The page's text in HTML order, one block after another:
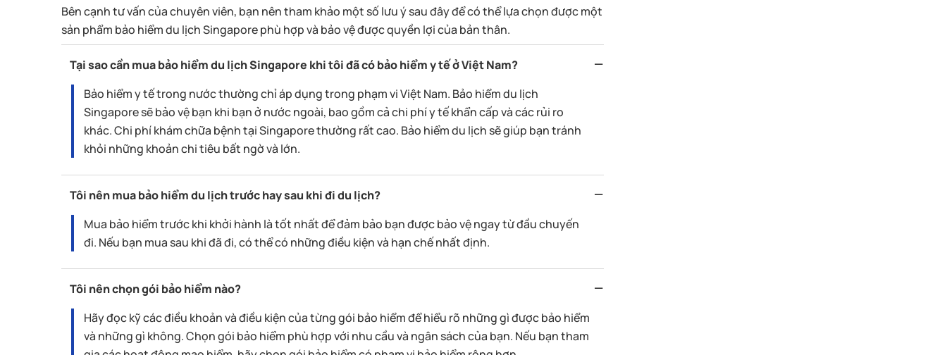
Bên cạnh tư vấn của chuyên viên, bạn nên tham khảo một số lưu ý sau đây để có thể lựa chọn được một
sản phẩm bảo hiểm du lịch Singapore phù hợp và bảo vệ được quyền lợi của bản thân.
Tại sao cần mua bảo hiểm du lịch Singapore khi tôi đã có bảo hiểm y tế ở Việt Nam?
Bảo hiểm y tế trong nước thường chỉ áp dụng trong phạm vi Việt Nam. Bảo hiểm du lịch
Singapore sẽ bảo vệ bạn khi bạn ở nước ngoài, bao gồm cả chi phí y tế khẩn cấp và các rủi ro
khác. Chi phí khám chữa bệnh tại Singapore thường rất cao. Bảo hiểm du lịch sẽ giúp bạn tránh
khỏi những khoản chi tiêu bất ngờ và lớn.
Tôi nên mua bảo hiểm du lịch trước hay sau khi đi du lịch?
Mua bảo hiểm trước khi khởi hành là tốt nhất để đảm bảo bạn được bảo vệ ngay từ đầu chuyến
đi. Nếu bạn mua sau khi đã đi, có thể có những điều kiện và hạn chế nhất định.
Tôi nên chọn gói bảo hiểm nào?
Hãy đọc kỹ các điều khoản và điều kiện của từng gói bảo hiểm để hiểu rõ những gì được bảo hiểm
và những gì không. Chọn gói bảo hiểm phù hợp với nhu cầu và ngân sách của bạn. Nếu bạn tham